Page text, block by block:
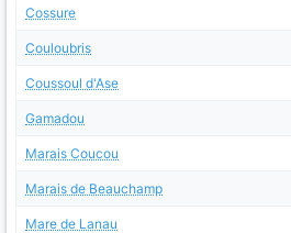
Cossure
Couloubris
Coussoul d'Ase
Gamadou
Marais Coucou
Marais de Beauchamp
Mare de Lanau